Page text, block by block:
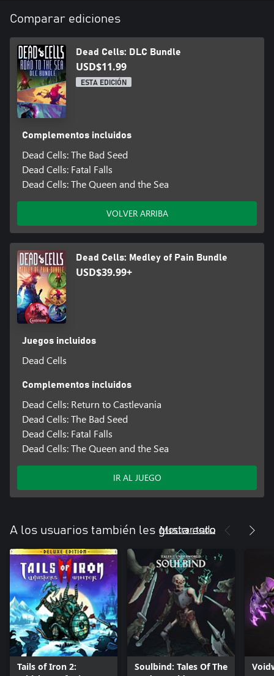
Comparar ediciones
Dead Cells: DLC Bundle
USD$11.99
ESTA EDICIÓN
Complementos incluidos
Dead Cells: The Bad Seed
Dead Cells: Fatal Falls
Dead Cells: The Queen and the Sea
VOLVER ARRIBA
Dead Cells: Medley of Pain Bundle
USD$39.99+
Juegos incluidos
Dead Cells
Complementos incluidos
Dead Cells: Return to Castlevania
Dead Cells: The Bad Seed
Dead Cells: Fatal Falls
Dead Cells: The Queen and the Sea
IR AL JUEGO
A los usuarios también les gusta esto
Mostrar todo
Tails of Iron 2:
Soulbind: Tales Of The